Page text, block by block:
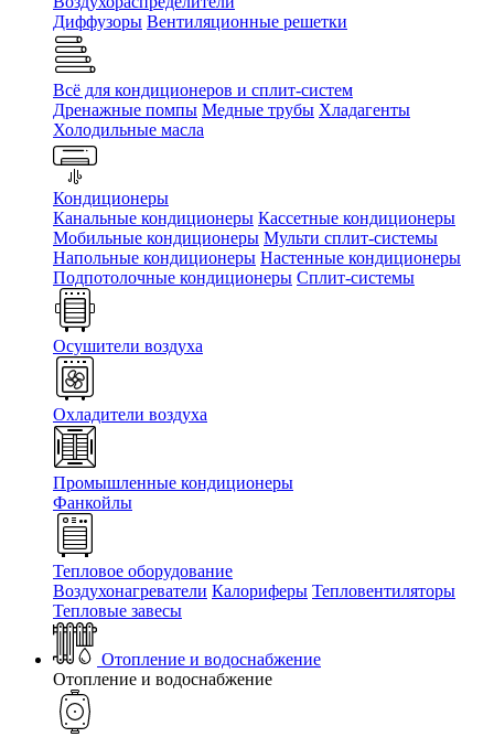
Диффузоры Вентиляционные решетки
Всё для кондиционеров и сплит-систем
Дренажные помпы Медные трубы Хладагенты
Холодильные масла
Кондиционеры
Канальные кондиционеры Кассетные кондиционеры
Мобильные кондиционеры Мульти сплит-системы
Напольные кондиционеры Настенные кондиционеры
Подпотолочные кондиционеры Сплит-системы
Осушители воздуха
Охладители воздуха
Промышленные кондиционеры
Фанкойлы
Тепловое оборудование
Воздухонагреватели Калориферы Тепловентиляторы
Тепловые завесы
Отопление и водоснабжение
Отопление и водоснабжение